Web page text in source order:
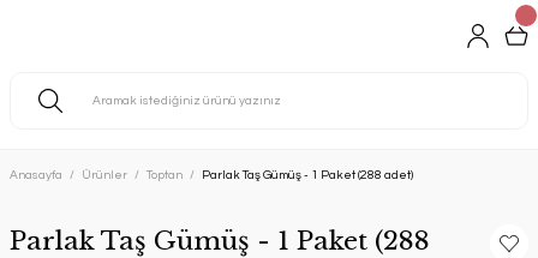
Anasayfa Ürünler Toptan Parlak Taş Gümüş - 1 Paket (288 adet)
Parlak Taş Gümüş - 1 Paket (288